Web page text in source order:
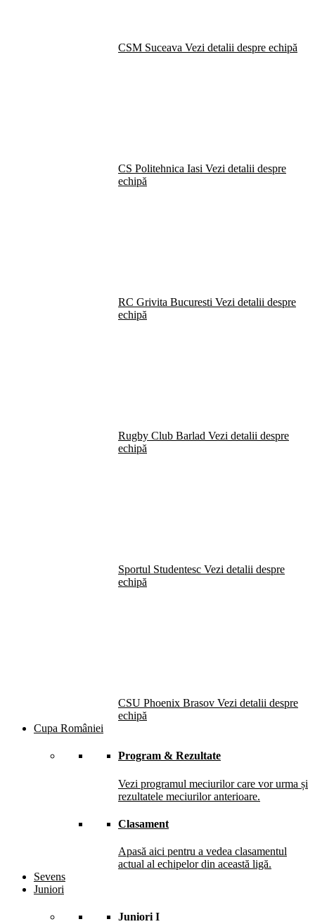
CSM Suceava Vezi detalii despre echipă
CS Politehnica Iasi Vezi detalii despre
echipă
RC Grivita Bucuresti Vezi detalii despre
echipă
Rugby Club Barlad Vezi detalii despre
echipă
Sportul Studentesc Vezi detalii despre
echipă
CSU Phoenix Brasov Vezi detalii despre
echipă
Cupa României
Program & Rezultate
Vezi programul meciurilor care vor urma și
rezultatele meciurilor anterioare.
Clasament
Apasă aici pentru a vedea clasamentul
actual al echipelor din această ligă.
Sevens
Juniori
Juniori I